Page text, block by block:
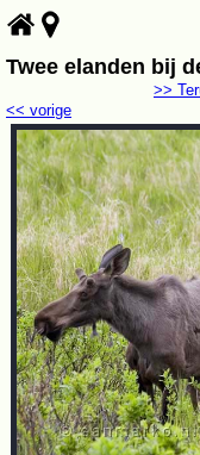
Twee elanden bij
<< vorige
>>